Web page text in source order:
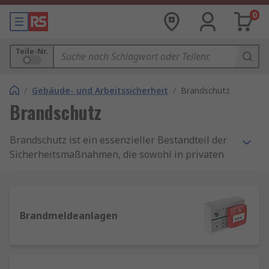
0
Teile-Nr.
/ Gebäude- und Arbeitssicherheit / Brandschutz
Brandschutz
Brandschutz ist ein essenzieller Bestandteil der
Sicherheitsmaßnahmen, die sowohl in privaten
schützen und die Auswirkungen eines Brandes
Brandmeldeanlagen